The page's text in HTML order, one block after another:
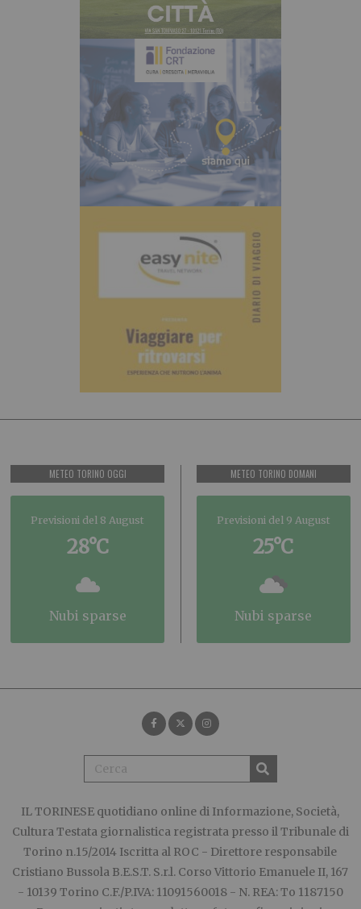
METEO TORINO OGGI
Previsioni del 8 August
28°C
nubi sparse
METEO TORINO DOMANI
Previsioni del 9 August
25°C
nubi sparse
IL TORINESE quotidiano online di Informazione, Società,
Cultura Testata giornalistica registrata presso il Tribunale di
Torino n.15/2014 Iscritta al ROC - Direttore responsabile
Cristiano Bussola B.E.S.T. S.r.l. Corso Vittorio Emanuele II, 167
- 10139 Torino C.F./P.IVA: 11091560018 - N. REA: To 1187150